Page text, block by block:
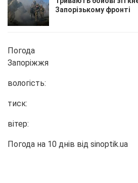
Запорізькому фронті
Погода
Запоріжжя
вологість:
тиск:
вітер:
Погода на 10 днів від sinoptik.ua